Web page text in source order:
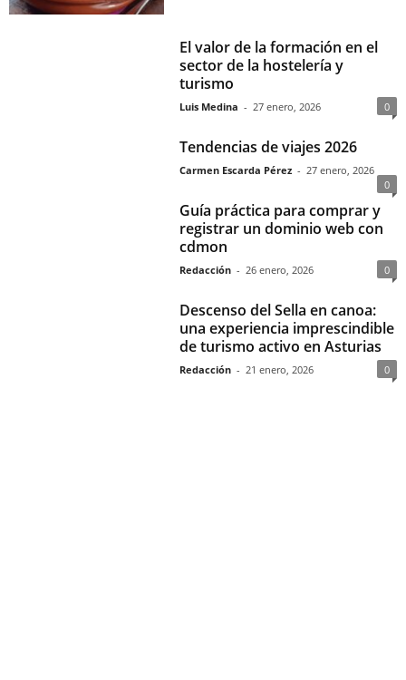
El valor de la formación en el
sector de la hostelería y
turismo
Luis Medina - 27 enero, 2026 0
Tendencias de viajes 2026
Carmen Escarda Pérez - 27 enero, 2026
0
Guía práctica para comprar y
registrar un dominio web con
cdmon
Redacción - 26 enero, 2026 0
Descenso del Sella en canoa:
una experiencia imprescindible
de turismo activo en Asturias
Redacción - 21 enero, 2026 0